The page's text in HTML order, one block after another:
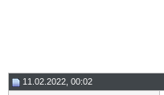
11.02.2022, 00:02